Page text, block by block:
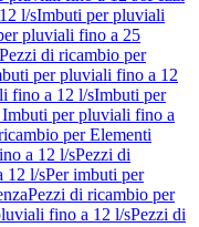
l/sImbuti per pluviali
pluviali fino a 25
Pezzi di ricambio per
per pluviali fino a 12
fino a 12 l/sImbuti per
per pluviali fino a
per Elementi
a 12 l/sPezzi di
12 l/sPer imbuti per
Pezzi di ricambio per
fino a 12 l/sPezzi di